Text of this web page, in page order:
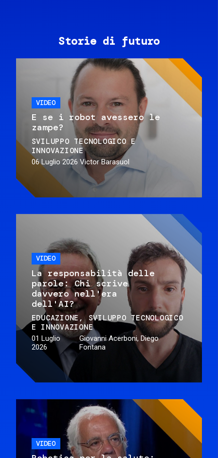
Storie di futuro
VIDEO
E se i robot avessero le
zampe?
SVILUPPO TECNOLOGICO E
INNOVAZIONE
06 Luglio 2026 Victor Barasuol
VIDEO
La responsabilità delle
parole: Chi scrive
davvero nell'era
dell'AI?
EDUCAZIONE
SVILUPPO TECNOLOGICO
E INNOVAZIONE
01 Luglio
2026
Giovanni Acerboni, Diego
Fontana
VIDEO